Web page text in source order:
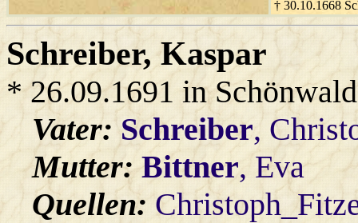
† 30.10.1668
Schreiber, Kaspar
* 26.09.1691 in
Vater:Schreiber,
Mutter:Bittner, Eva
Quellen: